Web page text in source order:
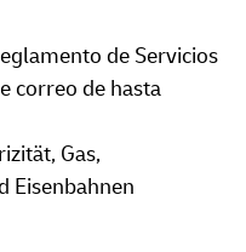
de Servicios
correo de hasta
Gas,
Eisenbahnen